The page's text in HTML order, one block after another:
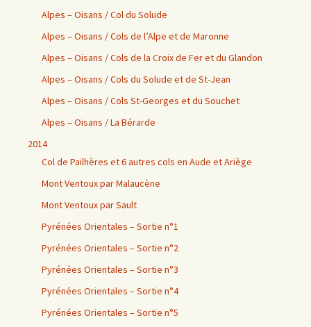
Alpes – Oisans / Col du Solude
Alpes – Oisans / Cols de l’Alpe et de Maronne
Alpes – Oisans / Cols de la Croix de Fer et du Glandon
Alpes – Oisans / Cols du Solude et de St-Jean
Alpes – Oisans / Cols St-Georges et du Souchet
Alpes – Oisans / La Bérarde
2014
Col de Pailhères et 6 autres cols en Aude et Ariège
Mont Ventoux par Malaucène
Mont Ventoux par Sault
Pyrénées Orientales – Sortie n°1
Pyrénées Orientales – Sortie n°2
Pyrénées Orientales – Sortie n°3
Pyrénées Orientales – Sortie n°4
Pyrénées Orientales – Sortie n°5